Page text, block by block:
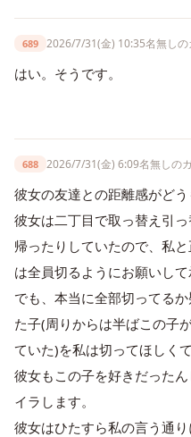
689 2026/7/31(金) 10:35名無しの
はい。そうです。
688 2026/7/31(金) 6:09名無しの
彼女の友達との距離感がどう
彼女は二丁目で取っ替え引
帰ったりしていたので、私
は全員切るようにお願いして
でも、本当に全部切ってる
た子(周りからは半ばこの子
ていた)を私は切ってほしく
彼女もこの子を好きだった
イラします。
彼女はひたすら私の言う通